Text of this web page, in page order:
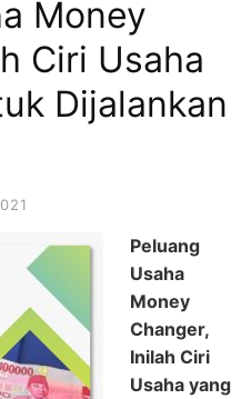
Money
Ciri Usaha
Dijalankan
Peluang
Usaha
Money
Changer,
Inilah Ciri
Usaha yang